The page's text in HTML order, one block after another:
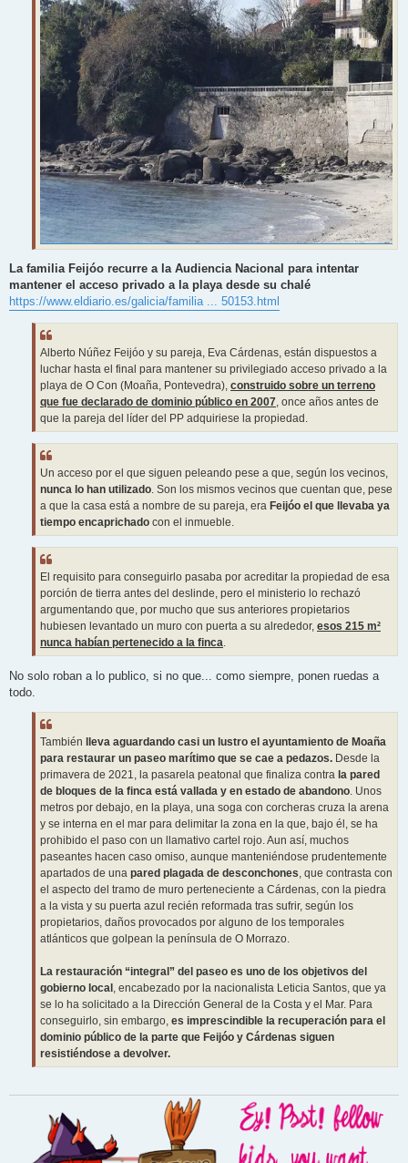
La familia Feijóo recurre a la Audiencia Nacional para intentar
mantener el acceso privado a la playa desde su chalé
https://www.eldiario.es/galicia/familia ... 50153.html
Alberto Núñez Feijóo y su pareja, Eva Cárdenas, están dispuestos a
luchar hasta el final para mantener su privilegiado acceso privado a la
playa de O Con (Moaña, Pontevedra), construido sobre un terreno
que fue declarado de dominio público en 2007 , once años antes de
que la pareja del líder del PP adquiriese la propiedad.
Un acceso por el que siguen peleando pese a que, según los vecinos,
nunca lo han utilizado. Son los mismos vecinos que cuentan que, pese
a que la casa está a nombre de su pareja, era Feijóo el que llevaba ya
tiempo encaprichado con el inmueble.
El requisito para conseguirlo pasaba por acreditar la propiedad de esa
porción de tierra antes del deslinde, pero el ministerio lo rechazó
argumentando que, por mucho que sus anteriores propietarios
hubiesen levantado un muro con puerta a su alrededor, esos 215 m²
nunca habían pertenecido a la finca.
No solo roban a lo publico, si no que... como siempre, ponen ruedas a
todo.
También
lleva aguardando casi un lustro el ayuntamiento de Moaña
para restaurar un paseo marítimo que se cae a pedazos. Desde la
primavera de 2021, la pasarela peatonal que finaliza contra la pared
de bloques de la finca está vallada y en estado de abandono. Unos
metros por debajo, en la playa, una soga con corcheras cruza la arena
y se interna en el mar para delimitar la zona en la que, bajo él, se ha
prohibido el paso con un llamativo cartel rojo. Aun así, muchos
paseantes hacen caso omiso, aunque manteniéndose prudentemente
apartados de una pared plagada de desconchones, que contrasta con
el aspecto del tramo de muro perteneciente a Cárdenas, con la piedra
a la vista y su puerta azul recién reformada tras sufrir, según los
propietarios, daños provocados por alguno de los temporales
atlánticos que golpean la península de O Morrazo.
La restauración “integral” del paseo es uno de los objetivos del
gobierno local , encabezado por la nacionalista Leticia Santos, que ya
se lo ha solicitado a la Dirección General de la Costa y el Mar. Para
conseguirlo, sin embargo, es imprescindible la recuperación para el
dominio público de la parte que Feijóo y Cárdenas siguen
resistiéndose a devolver.